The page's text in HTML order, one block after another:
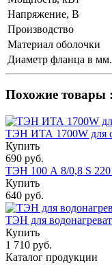
Напряжение, В
Производство
Материал оболочки
Диаметр фланца в мм.
Похожие товары :
ТЭН ИТА 1700W для
Купить
690 руб.
ТЭН 100 А 8/0,8 S 220
Купить
640 руб.
ТЭН для
Купить
1 710 руб.
Каталог продукции